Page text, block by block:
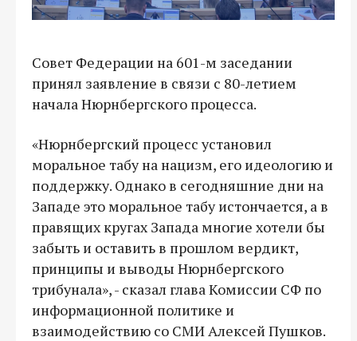
Совет Федерации на 601-м заседании
принял заявление в связи с 80-летием
начала Нюрнбергского процесса.
«Нюрнбергский процесс установил
моральное табу на нацизм, его идеологию и
поддержку. Однако в сегодняшние дни на
Западе это моральное табу истончается, а в
правящих кругах Запада многие хотели бы
забыть и оставить в прошлом вердикт,
принципы и выводы Нюрнбергского
трибунала», - сказал глава Комиссии СФ по
информационной политике и
взаимодействию со СМИ Алексей Пушков.